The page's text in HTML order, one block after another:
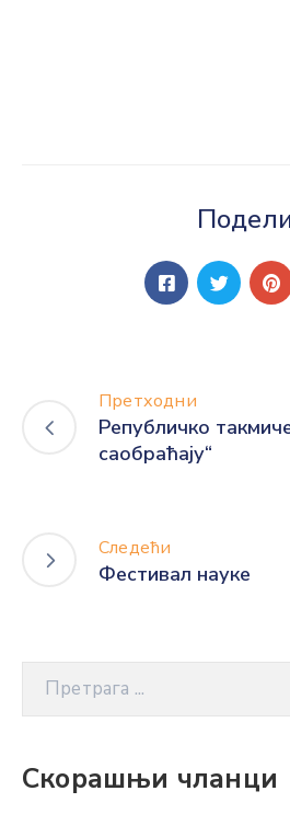
Претходни
Републичко
саобраћају“
Следећи
Фестивал науке
Скорашњи чланци